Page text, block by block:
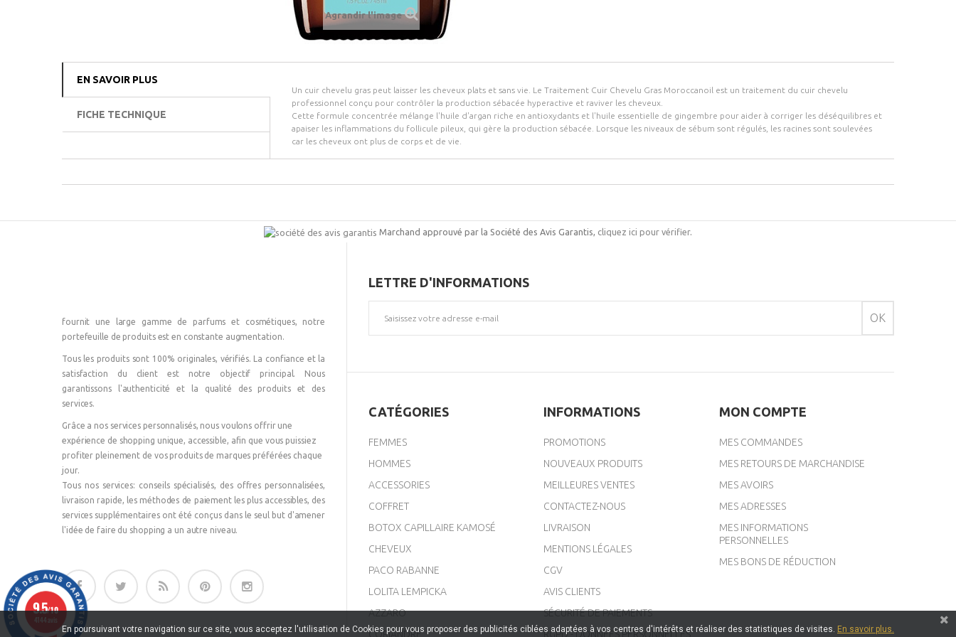
Agrandir l'image
EN SAVOIR PLUS
FICHE TECHNIQUE
Un cuir chevelu gras peut laisser les cheveux plats et sans vie. Le Traitement Cuir Chevelu Gras Moroccanoil est un traitement du cuir chevelu
professionnel conçu pour contrôler la production sébacée hyperactive et raviver les cheveux.
Cette formule concentrée mélange l'huile d'argan riche en antioxydants et l'huile essentielle de gingembre pour aider à corriger les déséquilibres et
apaiser les inflammations du follicule pileux, qui gère la production sébacée. Lorsque les niveaux de sébum sont régulés, les racines sont soulevées
car les cheveux ont plus de corps et de vie.
Marchand approuvé par la Société des Avis Garantis, cliquez ici pour vérifier.
fournit une large gamme de parfums et cosmétiques, notre
portefeuille de produits est en constante augmentation.
Tous les produits sont 100% originales, vérifiés. La confiance et la
satisfaction du client est notre objectif principal. Nous
garantissons l'authenticité et la qualité des produits et des
services.
Grâce a nos services personnalisés, nous voulons offrir une
expérience de shopping unique, accessible, afin que vous puissiez
profiter pleinement de vos produits de marques préférées chaque
jour.
Tous nos services: conseils spécialisés, des offres personnalisées,
livraison rapide, les méthodes de paiement les plus accessibles, des
services supplémentaires ont été conçus dans le seul but d'amener
l'idée de faire du shopping a un autre niveau.
LETTRE D'INFORMATIONS
OK
CATÉGORIES
FEMMES
HOMMES
ACCESSORIES
COFFRET
BOTOX CAPILLAIRE KAMOSÉ
CHEVEUX
PACO RABANNE
LOLITA LEMPICKA
AZZARO
CORIANDRE
INFORMATIONS
PROMOTIONS
NOUVEAUX PRODUITS
MEILLEURES VENTES
CONTACTEZ-NOUS
LIVRAISON
MENTIONS LÉGALES
CGV
AVIS CLIENTS
SÉCURITÉ DE PAIEMENTS
RGPD - DONNÉES PERSONNELLES
MON COMPTE
MES COMMANDES
MES RETOURS DE MARCHANDISE
MES AVOIRS
MES ADRESSES
MES INFORMATIONS
PERSONNELLES
MES BONS DE RÉDUCTION
En poursuivant votre navigation sur ce site, vous acceptez l'utilisation de Cookies pour vous proposer des publicités ciblées adaptées à vos centres d'intérêts et réaliser des statistiques de visites. En savoir plus.
9.5/10
4144 avis